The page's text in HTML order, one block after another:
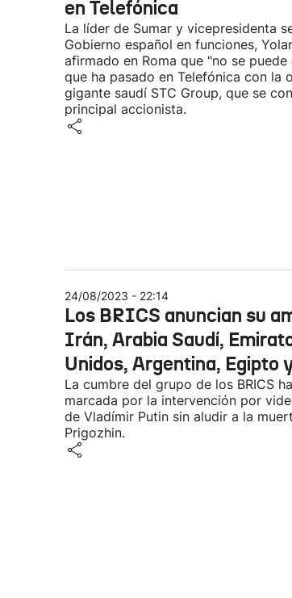
en Telefónica
La líder de Sumar y vicepresidenta
Gobierno español en funciones,
afirmado en Roma que "no se
que ha pasado en Telefónica con la
gigante saudí STC Group, que se
principal accionista.
24/08/2023 - 22:14
Los BRICS anuncian su
Irán, Arabia Saudí,
Unidos, Argentina, Egipto
La cumbre del grupo de los BRICS
marcada por la intervención por
de Vladímir Putin sin aludir a la
Prigozhin.